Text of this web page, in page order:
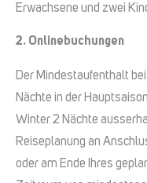
Erwachsene und zwei
2. Onlinebuchungen
Der Mindestaufenthalt
Nächte in der
Winter 2 Nächte
Reiseplanung an
oder am Ende Ihres